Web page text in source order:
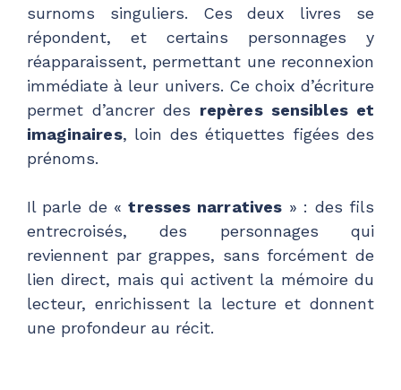
surnoms singuliers. Ces deux livres se
répondent, et certains personnages y
réapparaissent, permettant une reconnexion
immédiate à leur univers. Ce choix d’écriture
permet d’ancrer des repères sensibles et
imaginaires, loin des étiquettes figées des
prénoms.
Il parle de «tresses narratives » : des fils
entrecroisés, des personnages qui
reviennent par grappes, sans forcément de
lien direct, mais qui activent la mémoire du
lecteur, enrichissent la lecture et donnent
une profondeur au récit.